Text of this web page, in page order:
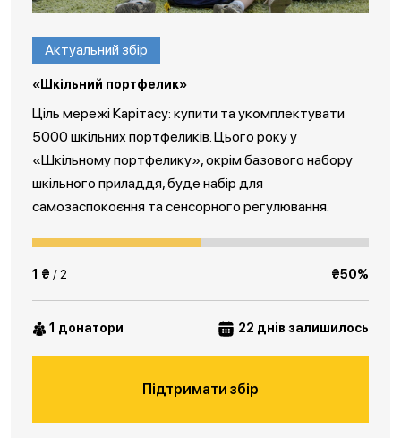
Актуальний збір
«Шкільний портфелик»
Ціль мережі Карітасу: купити та укомплектувати
5000 шкільних портфеликів. Цього року у
«Шкільному портфелику», окрім базового набору
шкільного приладдя, буде набір для
самозаспокоєння та сенсорного регулювання.
1 ₴ / 2 ₴50%
1 донатори 22 днів залишилось
Підтримати збір